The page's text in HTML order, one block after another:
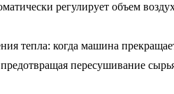
регулирует объем
тепла: когда машина
пересушивание